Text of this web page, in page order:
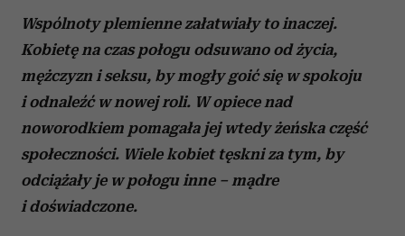
Wspólnoty plemienne załatwiały to inaczej.
Kobietę na czas połogu odsuwano od życia,
mężczyzn i seksu, by mogły goić się w spokoju
i odnaleźć w nowej roli. W opiece nad
noworodkiem pomagała jej wtedy żeńska część
społeczności. Wiele kobiet tęskni za tym, by
odciążały je w połogu inne – mądre
i doświadczone.